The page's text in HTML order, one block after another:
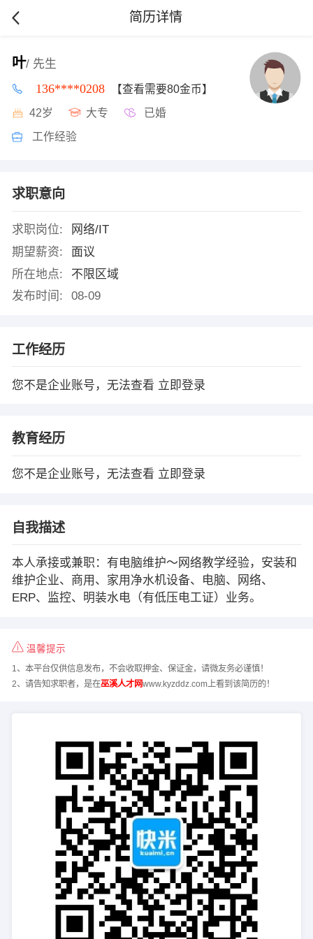
简历详情
叶/ 先生
136****0208 【查看需要80金币】
42岁 大专 已婚
工作经验
求职意向
求职岗位:
网络/IT
期望薪资:
面议
所在地点:
不限区域
发布时间:
08-09
工作经历
您不是企业账号，无法查看 立即登录
教育经历
您不是企业账号，无法查看 立即登录
自我描述
本人承接或兼职：有电脑维护～网络教学经验，安装和
维护企业、商用、家用净水机设备、电脑、网络、
ERP、监控、明装水电（有低压电工证）业务。
温馨提示
1、本平台仅供信息发布，不会收取押金、保证金，请微友务必谨慎！
2、请告知求职者，是在巫溪人才网www.kyzddz.com上看到该简历的！